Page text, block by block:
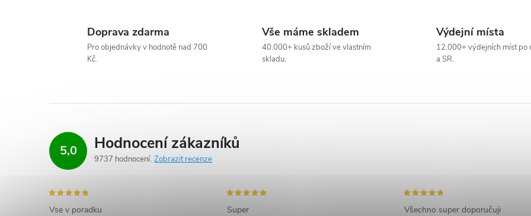
i
s
u
Doprava zdarma
Pro objednávky v hodnotě nad 700
Kč.
Vše máme skladem
40.000+ kusů zboží ve vlastním
skladu.
Výdejní místa
12.000+ výdejních míst po
a SR.
5,0 Hodnocení zákazníků
9737 hodnocení Zobrazit recenze
Vse v poradku
Super
Všechno super doporučuji